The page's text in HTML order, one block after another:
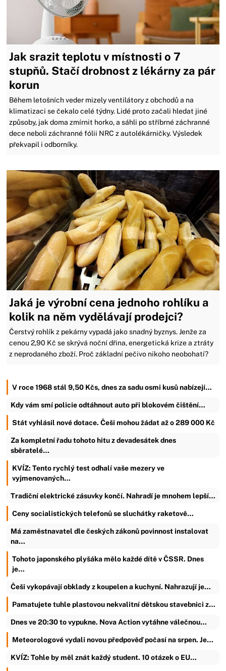
Jak srazit teplotu v místnosti o 7
stupňů. Stačí drobnost z lékárny za pár
korun
Během letošních veder mizely ventilátory z obchodů a na
klimatizaci se čekalo celé týdny. Lidé proto začali hledat jiné
způsoby, jak doma zmírnit horko, a sáhli po stříbrné záchranné
dece neboli záchranné fólii NRC z autolékárničky. Výsledek
překvapil i odborníky.
Jaká je výrobní cena jednoho rohlíku a
kolik na něm vydělávají prodejci?
Čerstvý rohlík z pekárny vypadá jako snadný byznys. Jenže za
cenou 2,90 Kč se skrývá noční dřina, energetická krize a ztráty
z neprodaného zboží. Proč základní pečivo nikoho neobohatí?
V roce 1968 stál 9,50 Kčs, dnes za sadu osmi kusů nabízejí…
Kdy vám smí policie odtáhnout auto při blokovém čištění…
Stát vyhlásil nové dotace. Češi mohou žádat až o 289 000 Kč
Za kompletní řadu tohoto hitu z devadesátek dnes
sběratelé…
KVÍZ: Tento rychlý test odhalí vaše mezery ve
vyjmenovaných…
Tradiční elektrické zásuvky končí. Nahradí je mnohem lepší…
Ceny socialistických telefonů se sluchátky raketově…
Má zaměstnavatel dle českých zákonů povinnost instalovat
na…
Tohoto japonského plyšáka mělo každé dítě v ČSSR. Dnes
je…
Češi vykopávají obklady z koupelen a kuchyní. Nahrazují je…
Pamatujete tuhle plastovou nekvalitní dětskou stavebnici z…
Dnes ve 20:30 to vypukne. Nova Action vytáhne válečnou…
Meteorologové vydali novou předpověď počasí na srpen. Je…
KVÍZ: Tohle by měl znát každý student. 10 otázek o EU…